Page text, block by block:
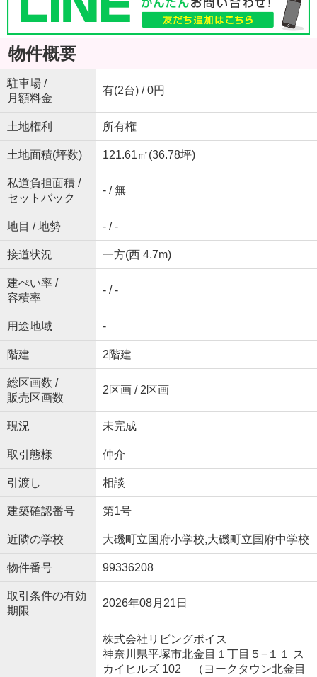
物件概要
駐車場 /
月額料金
有(2台) / 0円
土地権利 所有権
土地面積(坪数) 121.61㎡(36.78坪)
私道負担面積 /
セットバック
- / 無
地目 / 地勢 - / -
接道状況 一方(西 4.7m)
建ぺい率 /
容積率
- / -
用途地域 -
階建 2階建
総区画数 /
販売区画数
2区画 / 2区画
現況 未完成
取引態様 仲介
引渡し 相談
建築確認番号 第1号
近隣の学校 大磯町立国府小学校,大磯町立国府中学校
物件番号 99336208
取引条件の有効
期限
2026年08月21日
株式会社リビングボイス
神奈川県平塚市北金目１丁目５−１１ ス
カイヒルズ 102 （ヨークタウン北金目